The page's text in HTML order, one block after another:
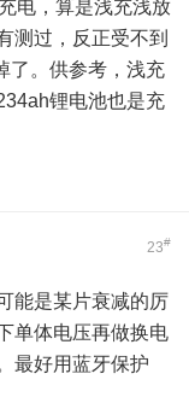
电，算是浅充浅放
测过，反正受不到
了。供参考，浅充
锂电池也是充
23#
能是某片衰减的厉
单体电压再做换电
最好用蓝牙保护